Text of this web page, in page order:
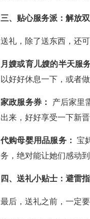
三、贴心服务派：解放
送礼，除了送东西，还
月嫂或育儿嫂的半天服
以好好休息一下，或者
家政服务券： 产后家里
出来，好好享受一下新
代购母婴用品服务：宝
务，绝对能让她们感动到
四、送礼小贴士：避雷
最后，送礼之前，一定